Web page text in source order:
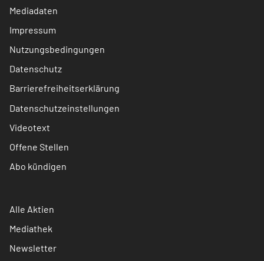
Mediadaten
Impressum
Nutzungsbedingungen
Datenschutz
Barrierefreiheitserklärung
Datenschutzeinstellungen
Videotext
Offene Stellen
Abo kündigen
Alle Aktien
Mediathek
Newsletter